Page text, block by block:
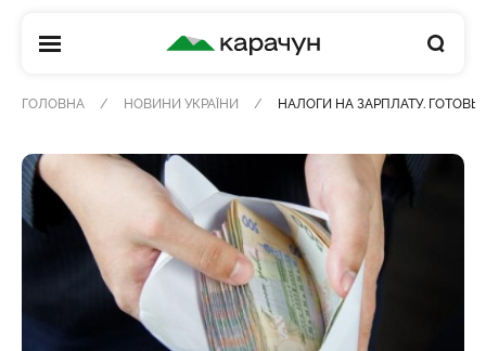
КАРАЧУН
ГОЛОВНА НОВИНИ УКРАЇНИ НАЛОГИ НА ЗАРПЛАТУ.